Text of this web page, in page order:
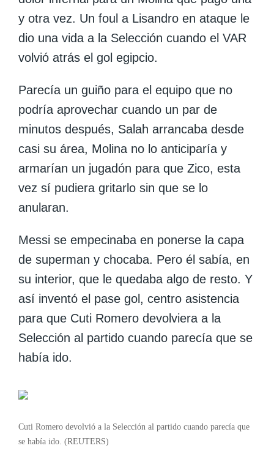
y otra vez. Un foul a Lisandro en ataque le
dio una vida a la Selección cuando el VAR
volvió atrás el gol egipcio.
Parecía un guiño para el equipo que no
podría aprovechar cuando un par de
minutos después, Salah arrancaba desde
casi su área, Molina no lo anticiparía y
armarían un jugadón para que Zico, esta
vez sí pudiera gritarlo sin que se lo
anularan.
Messi se empecinaba en ponerse la capa
de superman y chocaba. Pero él sabía, en
su interior, que le quedaba algo de resto. Y
así inventó el pase gol, centro asistencia
para que Cuti Romero devolviera a la
Selección al partido cuando parecía que se
había ido.
Cuti Romero devolvió a la Selección al partido cuando parecía que
se había ido. (REUTERS)